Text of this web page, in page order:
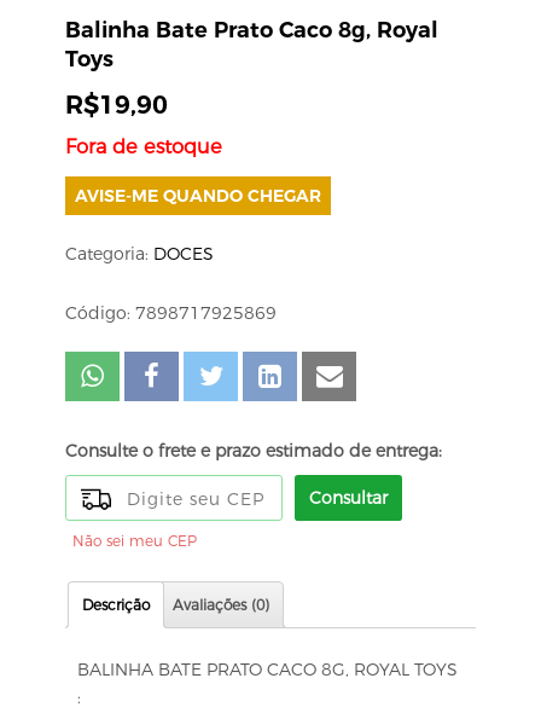
Balinha Bate Prato Caco 8g, Royal
Toys
R$19,90
Fora de estoque
AVISE-ME QUANDO CHEGAR
Categoria: DOCES
Código: 7898717925869
Consulte o frete e prazo estimado de entrega:
Consultar
Não sei meu CEP
Descrição Avaliações (0)
BALINHA BATE PRATO CACO 8G, ROYAL TOYS
: